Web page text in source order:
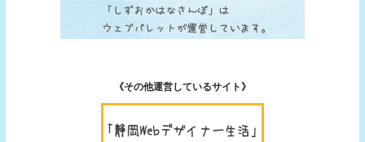
《その他運営しているサイト》